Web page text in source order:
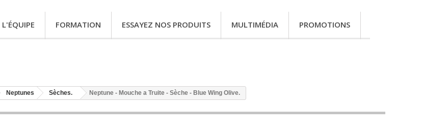
L'ÉQUIPE FORMATION ESSAYEZ NOS PRODUITS MULTIMÉDIA PROMOTIONS
Neptunes Sèches. Neptune - Mouche a Truite - Sèche - Blue Wing Olive.